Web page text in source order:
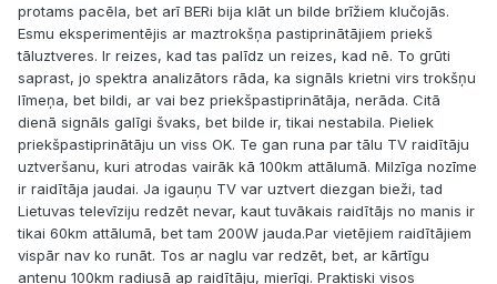
protams pacēla, bet arī BERi bija klāt un bilde brīžiem klučojās.
Esmu eksperimentējis ar maztrokšņa pastiprinātājiem priekš
tāluztveres. Ir reizes, kad tas palīdz un reizes, kad nē. To grūti
saprast, jo spektra analizātors rāda, ka signāls krietni virs trokšņu
līmeņa, bet bildi, ar vai bez priekšpastiprinātāja, nerāda. Citā
dienā signāls galīgi švaks, bet bilde ir, tikai nestabila. Pieliek
priekšpastiprinātāju un viss OK. Te gan runa par tālu TV raidītāju
uztveršanu, kuri atrodas vairāk kā 100km attālumā. Milzīga nozīme
ir raidītāja jaudai. Ja igauņu TV var uztvert diezgan bieži, tad
Lietuvas televīziju redzēt nevar, kaut tuvākais raidītājs no manis ir
tikai 60km attālumā, bet tam 200W jauda.Par vietējiem raidītājiem
vispār nav ko runāt. Tos ar naglu var redzēt, bet, ar kārtīgu
antenu 100km radiusā ap raidītāju, mierīgi. Praktiski visos